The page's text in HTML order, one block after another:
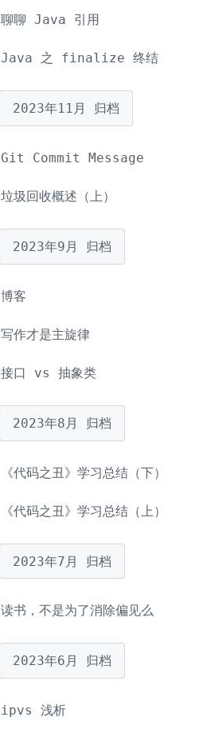
聊聊 Java 引用
Java 之 finalize 终结
2023年11月 归档
Git Commit Message
垃圾回收概述（上）
2023年9月 归档
博客
写作才是主旋律
接口 vs 抽象类
2023年8月 归档
《代码之丑》学习总结（下）
《代码之丑》学习总结（上）
2023年7月 归档
读书，不是为了消除偏见么
2023年6月 归档
ipvs 浅析